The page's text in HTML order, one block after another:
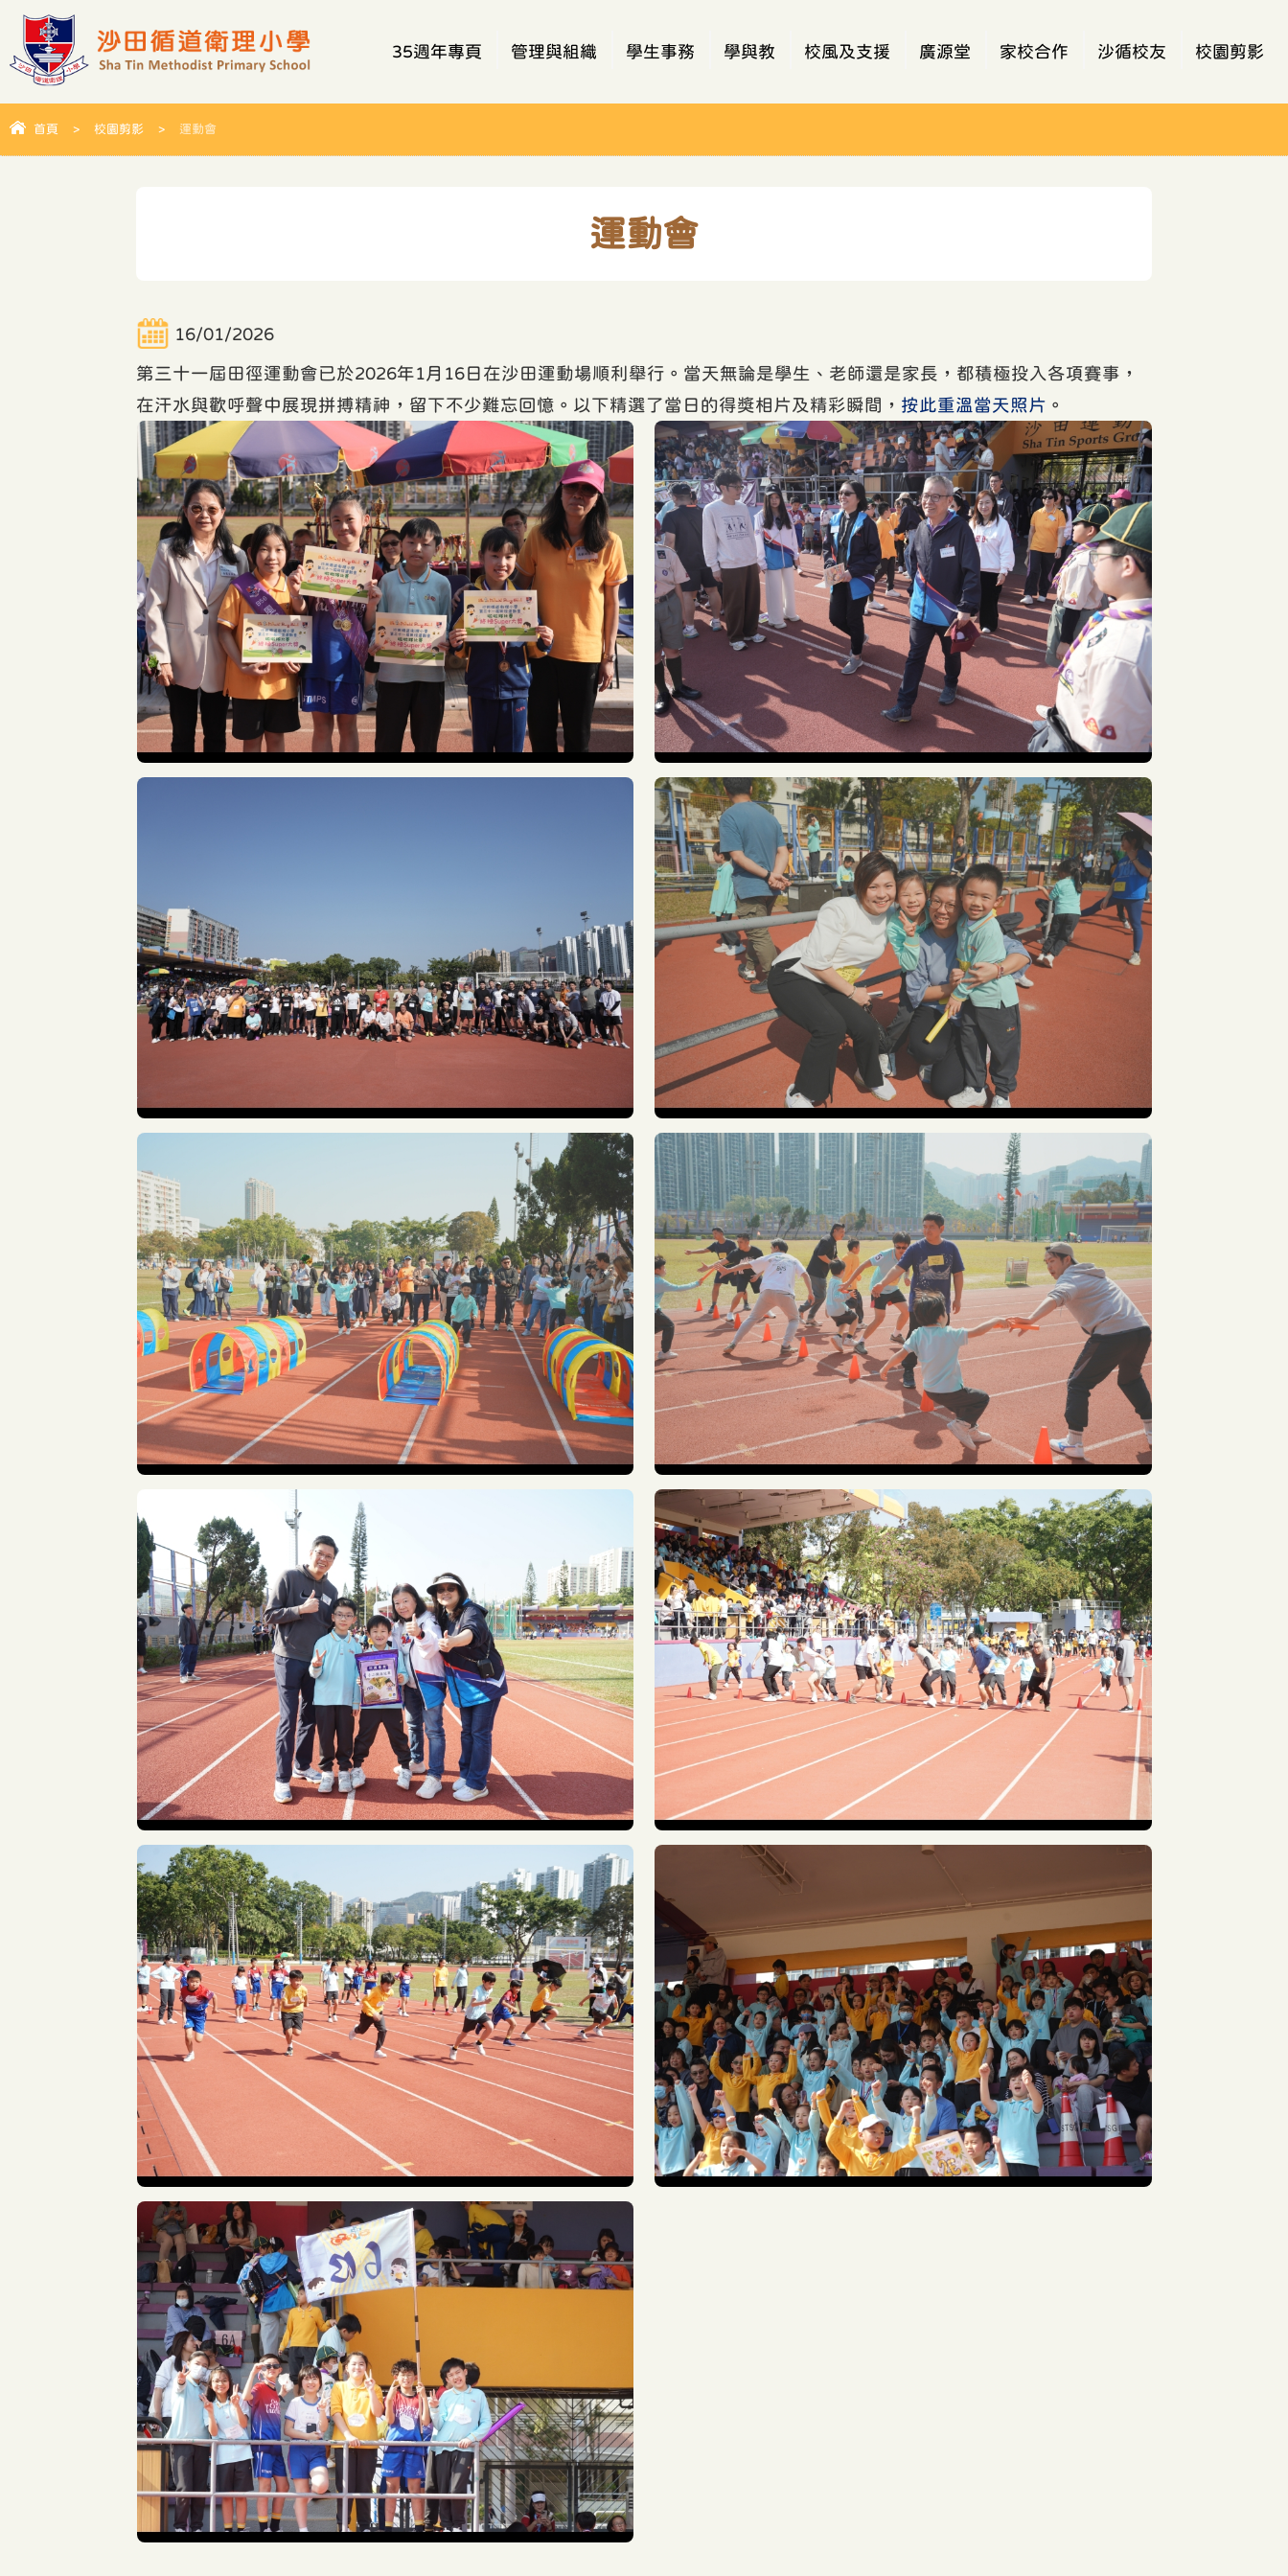
35週年專頁 管理與組織 學生事務 學與教 校風及支援 廣源堂 家校合作 沙循校友 校園剪影
首頁 > 校園剪影 > 運動會
運動會
16/01/2026
第三十一屆田徑運動會已於2026年1月16日在沙田運動場順利舉行。當天無論是學生、老師還是家長，都積極投入各項賽事，
在汗水與歡呼聲中展現拼搏精神，留下不少難忘回憶。以下精選了當日的得獎相片及精彩瞬間， 按此重溫當天照片 。